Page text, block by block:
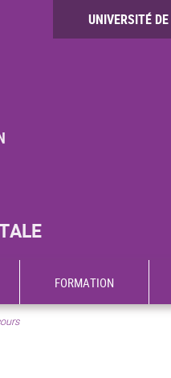
UNIVERSITÉ
FORMATION